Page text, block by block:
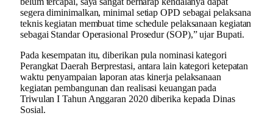
segera diminimalkan, minimal setiap OPD sebagai pelaksana
teknis kegiatan membuat time schedule pelaksanaan kegiatan
sebagai Standar Operasional Prosedur (SOP),” ujar Bupati.
Pada kesempatan itu, diberikan pula nominasi kategori
Perangkat Daerah Berprestasi, antara lain kategori ketepatan
waktu penyampaian laporan atas kinerja pelaksanaan
kegiatan pembangunan dan realisasi keuangan pada
Triwulan I Tahun Anggaran 2020 diberika kepada Dinas
Sosial.